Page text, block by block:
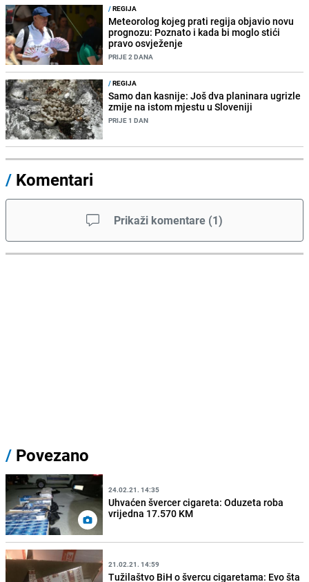
/REGIJA
Meteorolog kojeg prati regija objavio novu
prognozu: Poznato i kada bi moglo stići
pravo osvježenje
PRIJE 2 DANA
/REGIJA
Samo dan kasnije: Još dva planinara ugrizle
zmije na istom mjestu u Sloveniji
PRIJE 1 DAN
/ Komentari
Prikaži komentare (1)
/ Povezano
24.02.21. 14:35
Uhvaćen švercer cigareta: Oduzeta roba
vrijedna 17.570 KM
21.02.21. 14:59
Tužilaštvo BiH o švercu cigaretama: Evo šta